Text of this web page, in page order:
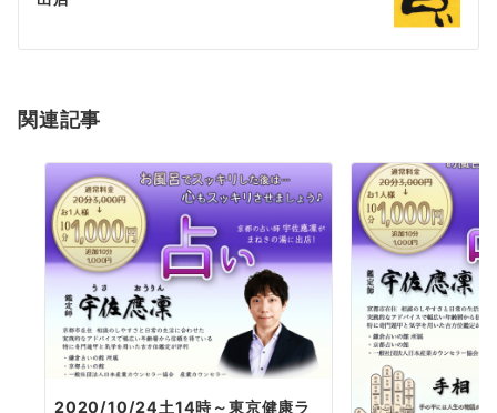
シ
ン
関連記事
2020/10/24土14時～東京健康ラ